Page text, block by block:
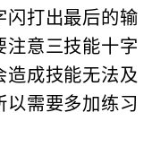
闪打出最后的输
意三技能十字
成技能无法及
需要多加练习